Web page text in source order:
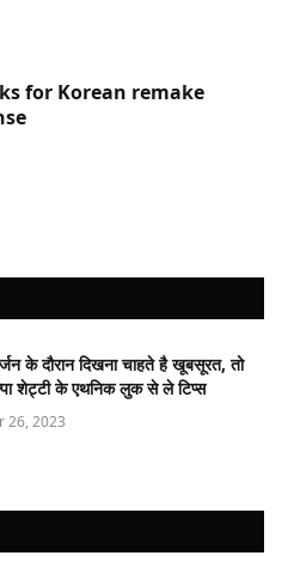
for Korean remake
के दौरान दिखना चाहते है खूबसूरत, तो
शेट्टी के एथनिक लुक से ले टिप्स
26, 2023